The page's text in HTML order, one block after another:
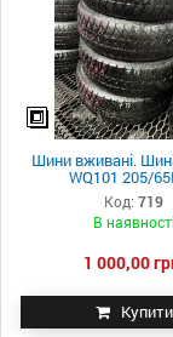
Шини вживані.
WQ101 205/
Код: 719
В
1 000,00
Купити